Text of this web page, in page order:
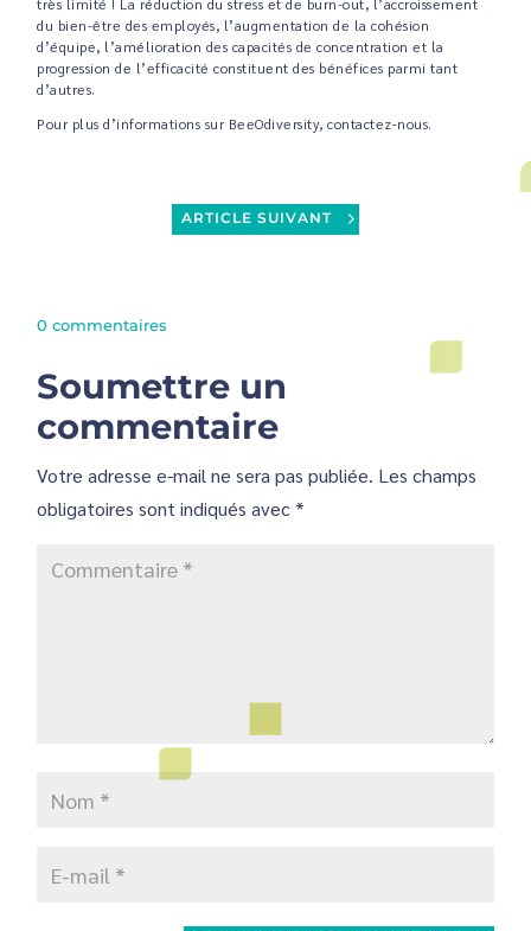
très limité ! La réduction du stress et de burn-out, l’accroissement
du bien-être des employés, l’augmentation de la cohésion
d’équipe, l’amélioration des capacités de concentration et la
progression de l’efficacité constituent des bénéfices parmi tant
d’autres.
Pour plus d’informations sur BeeOdiversity, contactez-nous.
ARTICLE SUIVANT
0 commentaires
Soumettre un
commentaire
Votre adresse e-mail ne sera pas publiée. Les champs
obligatoires sont indiqués avec *